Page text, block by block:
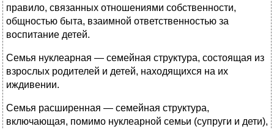
правило, связанных отношениями собственности,
общностью быта, взаимной ответственностью за
воспитание детей.
Семья нуклеарная — семейная структура, состоящая из
взрослых родителей и детей, находящихся на их
иждивении.
Семья расширенная — семейная структура,
включающая, помимо нуклеарной семьи (супруги и дети),